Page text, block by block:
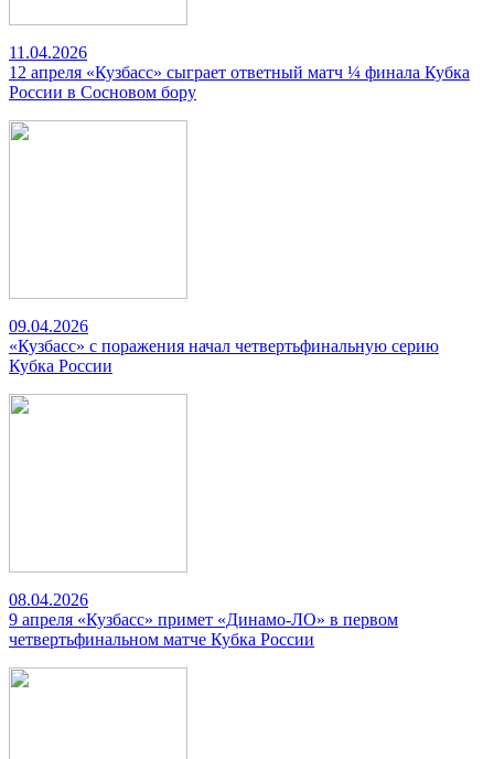
11.04.2026
12 апреля «Кузбасс» сыграет ответный матч ¼ финала Кубка
России в Сосновом бору
09.04.2026
«Кузбасс» с поражения начал четвертьфинальную серию
Кубка России
08.04.2026
9 апреля «Кузбасс» примет «Динамо-ЛО» в первом
четвертьфинальном матче Кубка России